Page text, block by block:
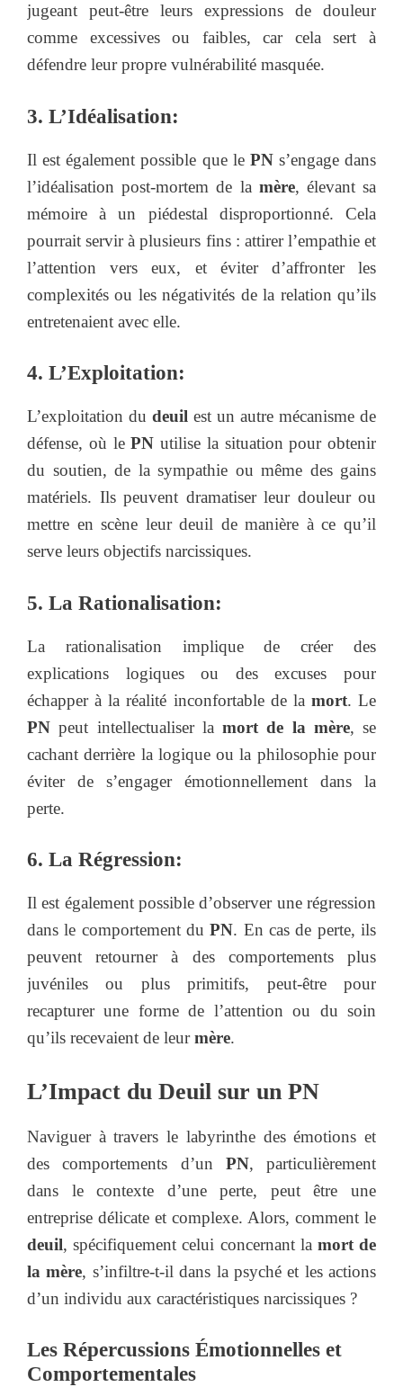
jugeant peut-être leurs expressions de douleur
comme excessives ou faibles, car cela sert à
défendre leur propre vulnérabilité masquée.
3. L’Idéalisation:
Il est également possible que le PNs’engage dans
l’idéalisation post-mortem de la mère, élevant sa
mémoire à un piédestal disproportionné. Cela
pourrait servir à plusieurs fins : attirer l’empathie et
l’attention vers eux, et éviter d’affronter les
complexités ou les négativités de la relation qu’ils
entretenaient avec elle.
4. L’Exploitation:
L’exploitation du deuil est un autre mécanisme de
défense, où lePN utilise la situation pour obtenir
du soutien, de la sympathie ou même des gains
matériels. Ils peuvent dramatiser leur douleur ou
mettre en scène leur deuil de manière à ce qu’il
serve leurs objectifs narcissiques.
5. La Rationalisation:
La rationalisation implique de créer des
explications logiques ou des excuses pour
échapper à la réalité inconfortable de la mort. Le
PN peut intellectualiser la mort de la mère, se
cachant derrière la logique ou la philosophie pour
éviter de s’engager émotionnellement dans la
perte.
6. La Régression:
Il est également possible d’observer une régression
dans le comportement duPN. En cas de perte, ils
peuvent retourner à des comportements plus
juvéniles ou plus primitifs, peut-être pour
recapturer une forme de l’attention ou du soin
qu’ils recevaient de leurmère.
L’Impact du Deuil sur un PN
Naviguer à travers le labyrinthe des émotions et
des comportements d’un PN, particulièrement
dans le contexte d’une perte, peut être une
entreprise délicate et complexe. Alors, comment le
deuil, spécifiquement celui concernant la mort de
la mère, s’infiltre-t-il dans la psyché et les actions
d’un individu aux caractéristiques narcissiques ?
Les Répercussions Émotionnelles et
Comportementales